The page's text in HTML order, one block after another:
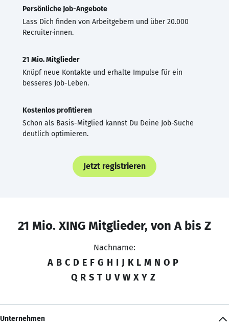
Persönliche Job-Angebote
Lass Dich finden von Arbeitgebern und über 20.000
Recruiter·innen.
21 Mio. Mitglieder
Knüpf neue Kontakte und erhalte Impulse für ein
besseres Job-Leben.
Kostenlos profitieren
Schon als Basis-Mitglied kannst Du Deine Job-Suche
deutlich optimieren.
Jetzt registrieren
21 Mio. XING Mitglieder, von A bis Z
Nachname:
A B C D E F G H I J K L M N O P
Q R S T U V W X Y Z
Unternehmen